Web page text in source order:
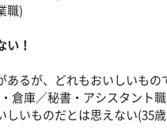
職)
い！
あるが、どれもおいしいもの
倉庫／秘書・アシスタント
しいものだとは思えない(35